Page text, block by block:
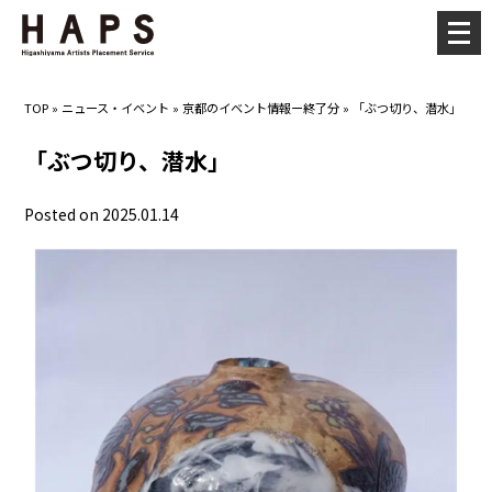
TOP » ニュース・イベント »京都のイベント情報ー終了分 » 「ぶつ切り、潜水」
「ぶつ切り、潜水」
Posted on 2025.01.14
メ
ニ
ー